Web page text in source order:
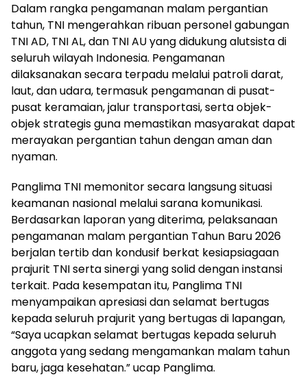
Dalam rangka pengamanan malam pergantian
tahun, TNI mengerahkan ribuan personel gabungan
TNI AD, TNI AL, dan TNI AU yang didukung alutsista di
seluruh wilayah Indonesia. Pengamanan
dilaksanakan secara terpadu melalui patroli darat,
laut, dan udara, termasuk pengamanan di pusat-
pusat keramaian, jalur transportasi, serta objek-
objek strategis guna memastikan masyarakat dapat
merayakan pergantian tahun dengan aman dan
nyaman.
Panglima TNI memonitor secara langsung situasi
keamanan nasional melalui sarana komunikasi.
Berdasarkan laporan yang diterima, pelaksanaan
pengamanan malam pergantian Tahun Baru 2026
berjalan tertib dan kondusif berkat kesiapsiagaan
prajurit TNI serta sinergi yang solid dengan instansi
terkait. Pada kesempatan itu, Panglima TNI
menyampaikan apresiasi dan selamat bertugas
kepada seluruh prajurit yang bertugas di lapangan,
“Saya ucapkan selamat bertugas kepada seluruh
anggota yang sedang mengamankan malam tahun
baru, jaga kesehatan.” ucap Panglima.